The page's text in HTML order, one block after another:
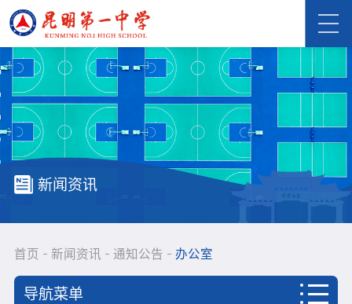
新闻资讯
首页 新闻资讯 通知公告 办公室
导航菜单